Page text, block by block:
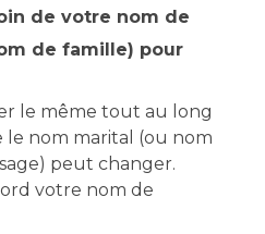
HM
de votre nom de
de famille) pour
le même tout au long
le nom marital (ou nom
peut changer.
votre nom de